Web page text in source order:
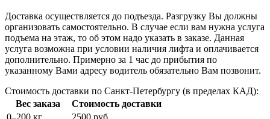
Доставка осуществляется до подъезда. Разгрузку Вы должны
организовать самостоятельно. В случае если вам нужна услуга
подъема на этаж, то об этом надо указать в заказе. Данная
услуга возможна при условии наличия лифта и оплачивается
дополнительно. Примерно за 1 час до прибытия по
указанному Вами адресу водитель обязательно Вам позвонит.
Стоимость доставки по Санкт-Петербургу (в пределах КАД):
Вес заказа
Стоимость доставки
0–200 кг
2500 руб.